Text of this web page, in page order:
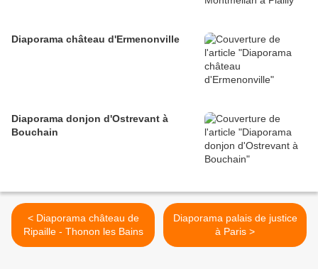
Diaporama château d'Ermenonville
Diaporama donjon d'Ostrevant à
Bouchain
< Diaporama château de
Ripaille - Thonon les Bains
Diaporama palais de justice
à Paris >